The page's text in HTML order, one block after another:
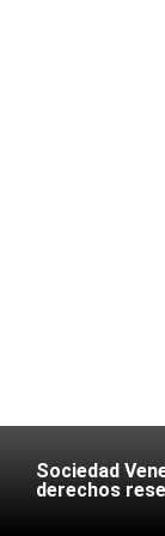
Sociedad
derechos